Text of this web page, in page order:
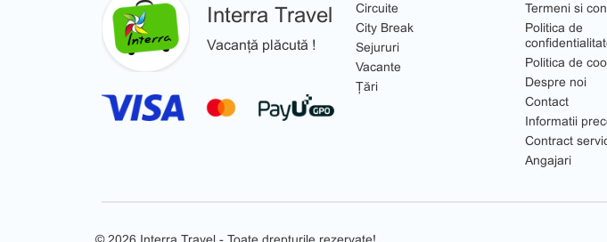
Interra Travel
Vacanță plăcută !
Circuite
City Break
Sejururi
Vacante
Țări
Termeni si
Politica de
Politica de
Despre noi
Contact
Informatii
Contract
Angajari